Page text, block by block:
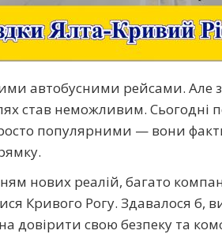
автобусними рейсами. Але з
став неможливим. Сьогодні
популярними — вони
нових реалій, багато
Кривого Рогу. Здавалося
довірити свою безпеку та